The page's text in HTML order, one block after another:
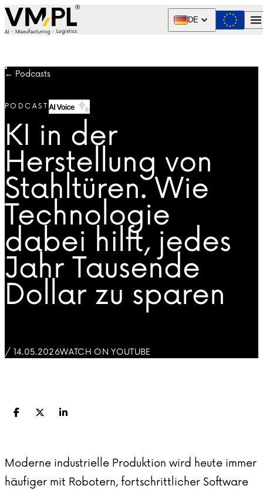
Skip to content
DE
← Podcasts
PODCAST AI VOICE
KI in der
Herstellung von
Stahltüren. Wie
Technologie
dabei hilft, jedes
Jahr Tausende
Dollar zu sparen
/ 14.05.2026WATCH ON YOUTUBE
Facebook
X (Twitter)
LinkedIn
Moderne industrielle Produktion wird heute immer
häufiger mit Robotern, fortschrittlicher Software